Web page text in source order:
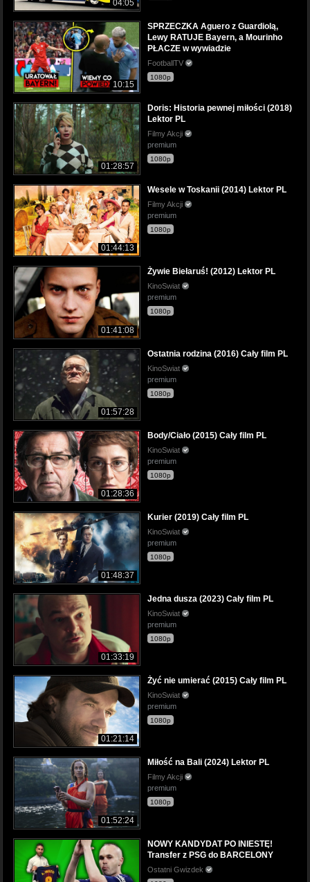
04:05
10:15
SPRZECZKA Aguero z Guardiolą,
Lewy RATUJE Bayern, a Mourinho
PŁACZE w wywiadzie
FootballTV
1080p
01:28:57
Doris: Historia pewnej miłości (2018)
Lektor PL
Filmy Akcji
premium
1080p
01:44:13
Wesele w Toskanii (2014) Lektor PL
Filmy Akcji
premium
1080p
01:41:08
Żywie Biełaruś! (2012) Lektor PL
KinoSwiat
premium
1080p
01:57:28
Ostatnia rodzina (2016) Cały film PL
KinoSwiat
premium
1080p
01:28:36
Body/Ciało (2015) Cały film PL
KinoSwiat
premium
1080p
01:48:37
Kurier (2019) Cały film PL
KinoSwiat
premium
1080p
01:33:19
Jedna dusza (2023) Cały film PL
KinoSwiat
premium
1080p
01:21:14
Żyć nie umierać (2015) Cały film PL
KinoSwiat
premium
1080p
01:52:24
Miłość na Bali (2024) Lektor PL
Filmy Akcji
premium
1080p
NOWY KANDYDAT PO INIESTĘ!
Transfer z PSG do BARCELONY
Ostatni Gwizdek